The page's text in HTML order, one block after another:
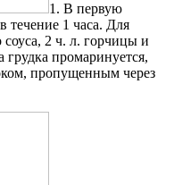
1. В первую
течение 1 часа. Для
соуса, 2 ч. л. горчицы и
грудка промаринуется,
пропущенным через